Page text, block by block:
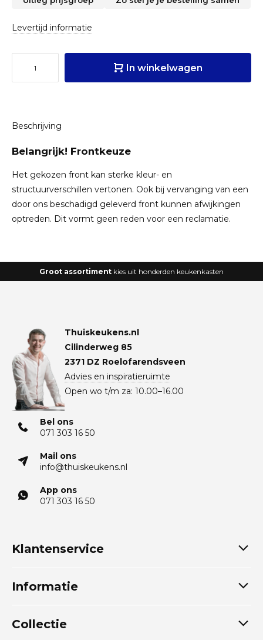
Levertijd informatie
In winkelwagen
Beschrijving
Belangrijk! Frontkeuze
Het gekozen front kan sterke kleur- en
structuurverschillen vertonen. Ook bij vervanging van een
door ons beschadigd geleverd front kunnen afwijkingen
optreden. Dit vormt geen reden voor een reclamatie.
Groot assortiment kies uit honderden keukenkasten
Thuiskeukens.nl
Cilinderweg 85
2371 DZ Roelofarendsveen
Advies en inspiratieruimte
Open wo t/m za: 10.00–16.00
Bel ons
071 303 16 50
Mail ons
info@thuiskeukens.nl
App ons
071 303 16 50
Klantenservice
Informatie
Collectie